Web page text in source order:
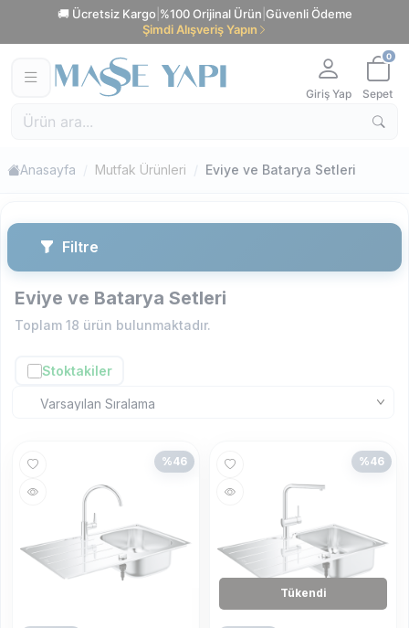
🚚 Ücretsiz Kargo %100 Orijinal Ürün Güvenli Ödeme
Şimdi Alışveriş Yapın
Giriş Yap
0
Sepet
Anasayfa Mutfak Ürünleri Eviye ve Batarya Setleri
Filtre
Eviye ve Batarya Setleri
Toplam 18 ürün bulunmaktadır.
Stoktakiler
%46 %46
Tükendi